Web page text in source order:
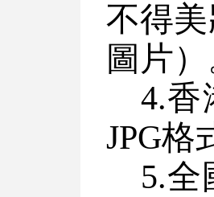
不得
圖片）
4.香
JPG格
5.全